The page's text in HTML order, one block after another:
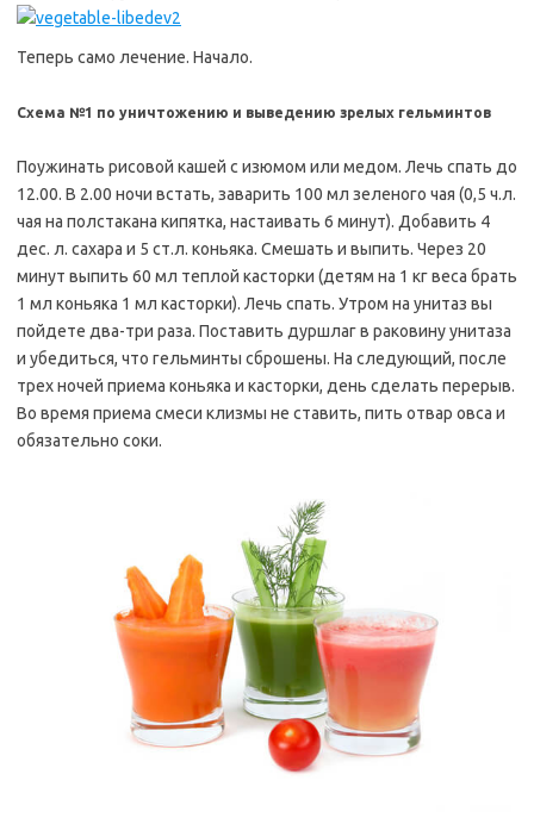
Теперь само лечение. Начало.
Схема №1 по уничтожению и выведению зрелых гельминтов
Поужинать рисовой кашей с изюмом или медом. Лечь спать до
12.00. В 2.00 ночи встать, заварить 100 мл зеленого чая (0,5 ч.л.
чая на полстакана кипятка, настаивать 6 минут). Добавить 4
дес. л. сахара и 5 ст.л. коньяка. Смешать и выпить. Через 20
минут выпить 60 мл теплой касторки (детям на 1 кг веса брать
1 мл коньяка 1 мл касторки). Лечь спать. Утром на унитаз вы
пойдете два-три раза. Поставить дуршлаг в раковину унитаза
и убедиться, что гельминты сброшены. На следующий, после
трех ночей приема коньяка и касторки, день сделать перерыв.
Во время приема смеси клизмы не ставить, пить отвар овса и
обязательно соки.